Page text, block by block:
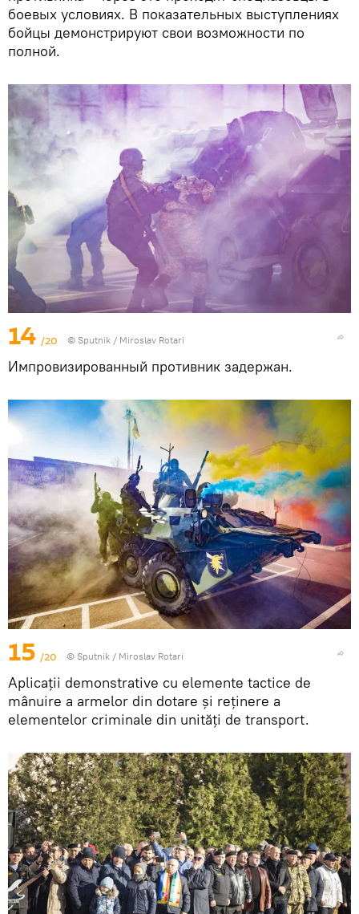
боевых условиях. В показательных выступлениях
бойцы демонстрируют свои возможности по
полной.
14 /20 © Sputnik / Miroslav Rotari
Импровизированный противник задержан.
15 /20 © Sputnik / Miroslav Rotari
Aplicații demonstrative cu elemente tactice de
mânuire a armelor din dotare și reținere a
elementelor criminale din unități de transport.